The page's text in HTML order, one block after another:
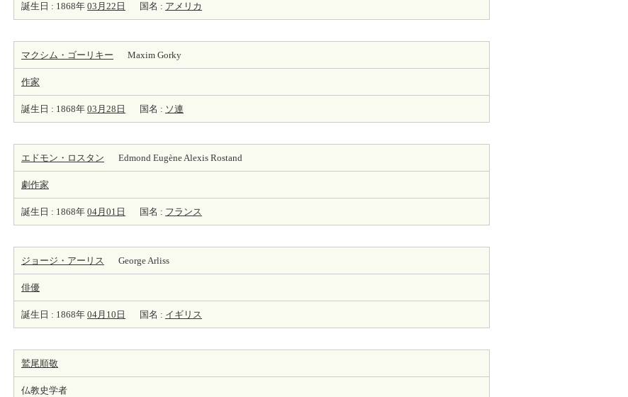
誕生日 : 1868年 03月22日 国名 : アメリカ
マクシム・ゴーリキー Maxim Gorky
作家
誕生日 : 1868年 03月28日 国名 : ソ連
エドモン・ロスタン Edmond Eugène Alexis Rostand
劇 作家
誕生日 : 1868年 04月01日 国名 : フランス
ジョージ・アーリス George Arliss
俳優
誕生日 : 1868年 04月10日 国名 : イギリス
鷲尾順敬
仏教史学者